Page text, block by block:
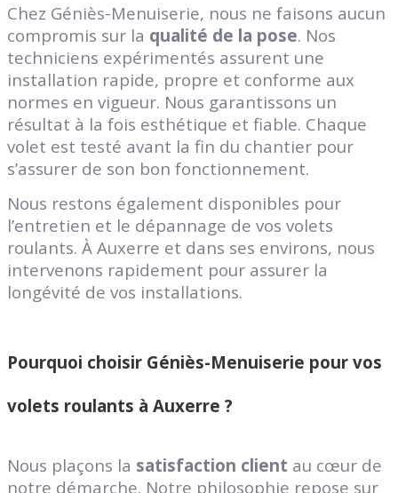
Chez Géniès-Menuiserie, nous ne faisons aucun
compromis sur la qualité de la pose. Nos
techniciens expérimentés assurent une
installation rapide, propre et conforme aux
normes en vigueur. Nous garantissons un
résultat à la fois esthétique et fiable. Chaque
volet est testé avant la fin du chantier pour
s’assurer de son bon fonctionnement.
Nous restons également disponibles pour
l’entretien et le dépannage de vos volets
roulants. À Auxerre et dans ses environs, nous
intervenons rapidement pour assurer la
longévité de vos installations.
Pourquoi choisir Géniès-Menuiserie pour vos
volets roulants à Auxerre ?
Nous plaçons la satisfaction client au cœur de
notre démarche. Notre philosophie repose sur